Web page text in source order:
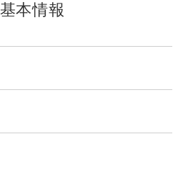
基本情報